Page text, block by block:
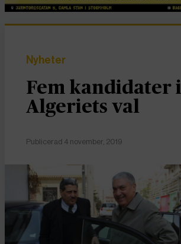
Nyheter
Fem kandidater i
Algeriets val
Publicerad 4 november, 2019